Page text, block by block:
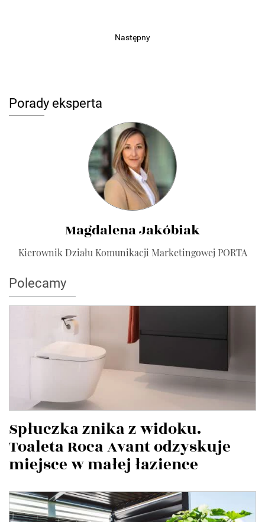
Następny
Porady eksperta
Magdalena Jakóbiak
Kierownik Działu Komunikacji Marketingowej PORTA
Polecamy
Spłuczka znika z widoku.
Toaleta Roca Avant odzyskuje
miejsce w małej łazience